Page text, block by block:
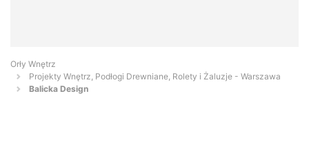
Orły Wnętrz
Projekty Wnętrz, Podłogi Drewniane, Rolety i Żaluzje - Warszawa
Balicka Design